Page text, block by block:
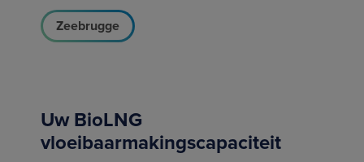
Zeebrugge
Uw BioLNG
vloeibaarmakingscapaciteit